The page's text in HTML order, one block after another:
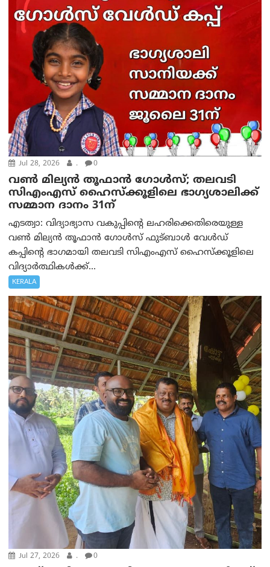
Jul 28, 2026 . 0
വൺ മില്യൻ തൂഫാൻ ഗോൾസ്; തലവടി
സിഎംഎസ് ഹൈസ്ക്കൂളിലെ ഭാഗ്യശാലിക്ക്
സമ്മാന ദാനം 31ന്
എടത്വാ: വിദ്യാഭ്യാസ വകുപ്പിന്റെ ലഹരിക്കെതിരെയുള്ള
വൺ മില്യൻ തൂഫാൻ ഗോൾസ് ഫുട്ബാള്‍ വേൾഡ്
കപ്പിന്റെ ഭാഗമായി തലവടി സിഎംഎസ് ഹൈസ്ക്കൂളിലെ
വിദ്യാർത്ഥികൾക്ക്...
KERALA
Jul 27, 2026 . 0